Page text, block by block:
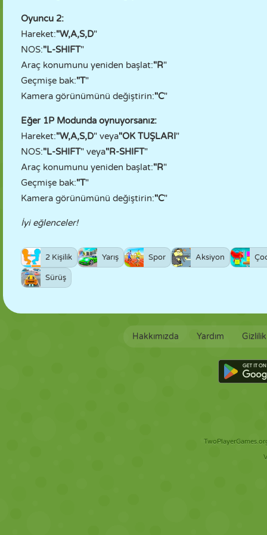
Oyuncu 2:
Hareket:"W,A,S,D"
NOS:"L-SHIFT"
Araç konumunu yeniden başlat:"R"
Geçmişe bak:"T"
Kamera görünümünü değiştirin:"C"
Eğer 1P Modunda oynuyorsanız:
Hareket:"W,A,S,D" veya"OK TUŞLARI"
NOS:"L-SHIFT" veya"R-SHIFT"
Araç konumunu yeniden başlat:"R"
Geçmişe bak:"T"
Kamera görünümünü değiştirin:"C"
İyi eğlenceler!
2 Kişilik Yarış Spor Aksiyon
Sürüş
Hakkımızda Yardım